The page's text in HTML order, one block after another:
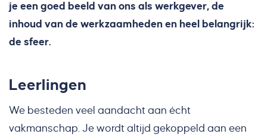
je een goed beeld van ons als werkgever, de
inhoud van de werkzaamheden en heel belangrijk:
de sfeer.
Leerlingen
We besteden veel aandacht aan écht
vakmanschap. Je wordt altijd gekoppeld aan een